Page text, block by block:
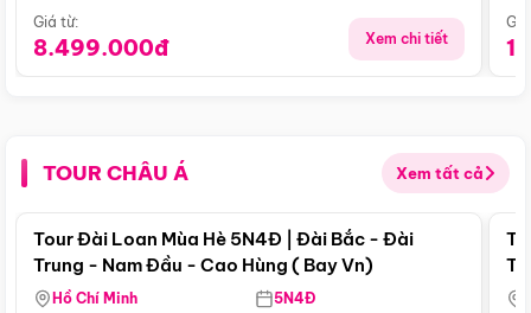
Giá từ:
8.499.000đ Xem chi tiết
TOUR CHÂU Á Xem tất cả
Điểm nổi bật
Tour Đài Loan Mùa Hè 5N4Đ | Đài Bắc - Đài
Trung - Nam Đầu - Cao Hùng ( Bay Vn)
Hồ Chí Minh 5N4Đ